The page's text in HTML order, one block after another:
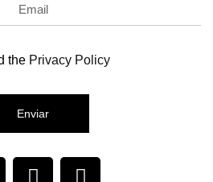
the Privacy Policy
Enviar